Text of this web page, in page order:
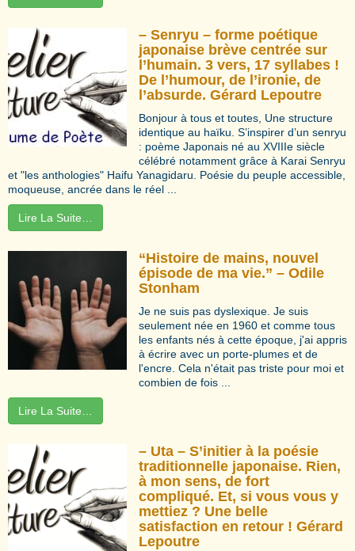
– Senryu – forme poétique
japonaise brève centrée sur
l’humain. 3 vers, 17 syllabes !
De l’humour, de l’ironie, de
l’absurde. Gérard Lepoutre
Bonjour à tous et toutes, Une structure
identique au haïku. S’inspirer d’un senryu
: poème Japonais né au XVIIIe siècle
célébré notamment grâce à Karai Senryu
et "les anthologies" Haifu Yanagidaru. Poésie du peuple accessible,
moqueuse, ancrée dans le réel ...
Lire La Suite…
“Histoire de mains, nouvel
épisode de ma vie.” – Odile
Stonham
Je ne suis pas dyslexique. Je suis
seulement née en 1960 et comme tous
les enfants nés à cette époque, j'ai appris
à écrire avec un porte-plumes et de
l'encre. Cela n'était pas triste pour moi et
combien de fois ...
Lire La Suite…
– Uta – S’initier à la poésie
traditionnelle japonaise. Rien,
à mon sens, de fort
compliqué. Et, si vous vous y
mettiez ? Une belle
satisfaction en retour ! Gérard
Lepoutre